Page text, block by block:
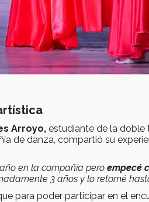
Arroyo, estudiante de la doble
de danza, compartió su
en la compañía pero empecé
3 años y lo retomé
para poder participar en el